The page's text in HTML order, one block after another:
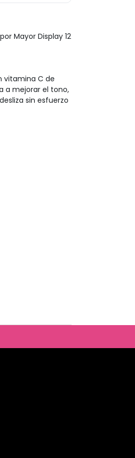
Mayor Display 12
vitamina C de
a mejorar el tono,
sin esfuerzo